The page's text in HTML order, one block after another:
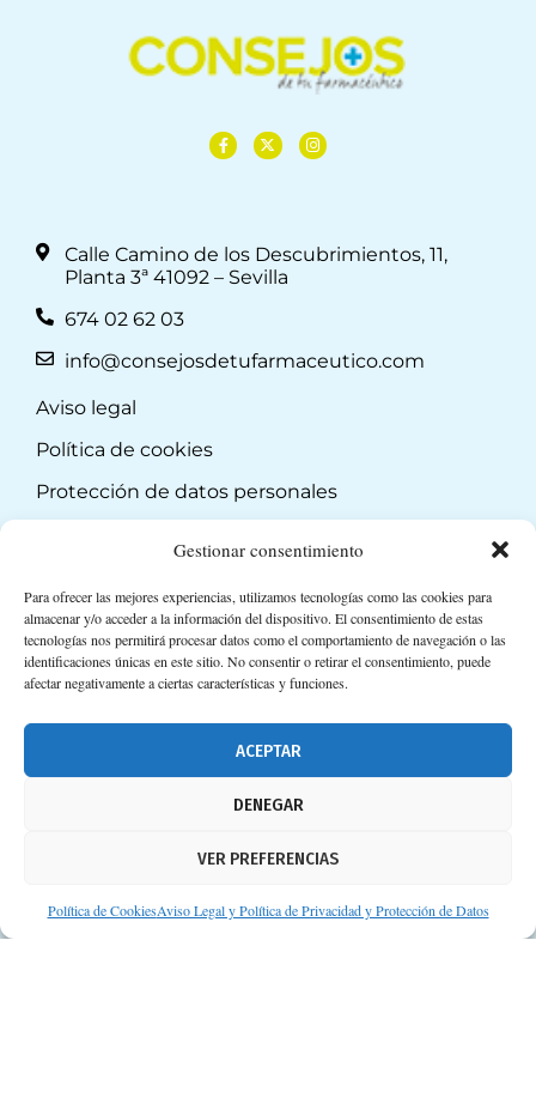
Gestionar consentimiento
Para ofrecer las mejores experiencias, utilizamos tecnologías como las cookies para
almacenar y/o acceder a la información del dispositivo. El consentimiento de estas
tecnologías nos permitirá procesar datos como el comportamiento de navegación o las
identificaciones únicas en este sitio. No consentir o retirar el consentimiento, puede
afectar negativamente a ciertas características y funciones.
ACEPTAR
DENEGAR
VER PREFERENCIAS
Política de CookiesAviso Legal y Política de Privacidad y Protección de Datos
Calle Camino de los Descubrimientos, 11,
Planta 3ª 41092 – Sevilla
674 02 62 03
info@consejosdetufarmaceutico.com
Aviso legal
Política de cookies
Protección de datos personales